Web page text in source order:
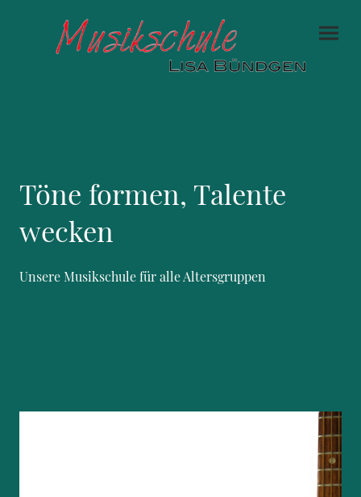
Töne formen, Talente
wecken
Unsere Musikschule für alle Altersgruppen